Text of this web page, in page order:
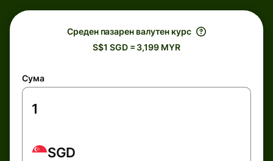
Среден пазарен валутен курс
S$1 SGD = 3,199 MYR
Сума
SGD